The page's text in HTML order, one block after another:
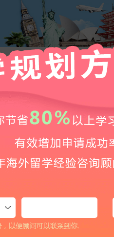
2026年留学新加坡奖
3664 2026-01-06 10:11